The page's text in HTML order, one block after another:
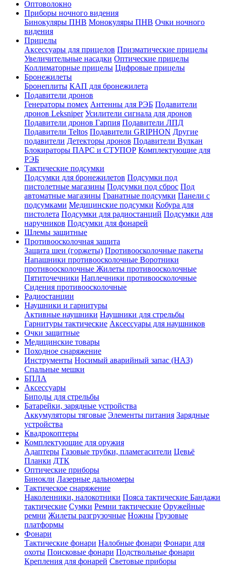
Оптоволокно
Приборы ночного видения
Бинокуляры ПНВ Монокуляры ПНВ Очки ночного
видения
Прицелы
Аксессуары для прицелов Призматические прицелы
Увеличительные насадки Оптические прицелы
Коллиматорные прицелы Цифровые прицелы
Бронежилеты
Бронеплиты КАП для бронежилета
Подавители дронов
Генераторы помех Антенны для РЭБ Подавители
дронов Leksniper Усилители сигнала для дронов
Подавители дронов Гарпия Подавители ЛПД
Подавители Teltos Подавители GRIPHON Другие
подавители Детекторы дронов Подавители Вулкан
Блокираторы ПАРС и СТУПОР Комплектующие для
РЭБ
Тактические подсумки
Подсумки для бронежилетов Подсумки под
пистолетные магазины Подсумки под сброс Под
автоматные магазины Гранатные подсумки Панели с
подсумками Медицинские подсумки Кобура для
пистолета Подсумки для радиостанций Подсумки для
наручников Подсумки для фонарей
Шлемы защитные
Противоосколочная защита
Защита шеи (горжеты) Противоосколочные пакеты
Напашники противоосколочные Воротники
противоосколочные Жилеты противоосколочные
Пятиточечники Наплечники противоосколочные
Сидения противоосколочные
Радиостанции
Наушники и гарнитуры
Активные наушники Наушники для стрельбы
Гарнитуры тактические Аксессуары для наушников
Очки защитные
Медицинские товары
Походное снаряжение
Инструменты Носимый аварийный запас (НАЗ)
Спальные мешки
БПЛА
Аксессуары
Биподы для стрельбы
Батарейки, зарядные устройства
Аккумуляторы тяговые Элементы питания Зарядные
устройства
Квадрокоптеры
Комплектующие для оружия
Адаптеры Газовые трубки, пламегасители Цевьё
Планки ДТК
Оптические приборы
Бинокли Лазерные дальномеры
Тактическое снаряжение
Наколенники, налокотники Пояса тактические Бандажи
тактические Сумки Ремни тактические Оружейные
ремни Жилеты разгрузочные Ножны Грузовые
платформы
Фонари
Тактические фонари Налобные фонари Фонари для
охоты Поисковые фонари Подствольные фонари
Крепления для фонарей Световые приборы